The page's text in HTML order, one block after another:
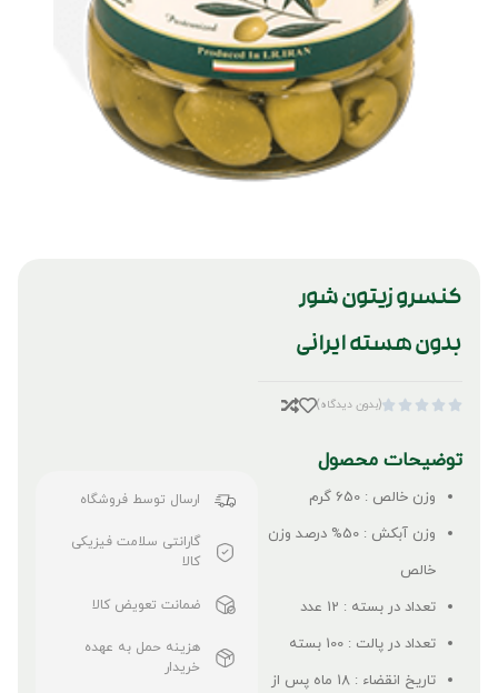
کنسرو زیتون شور
بدون هسته ایرانی




(بدون دیدگاه)
توضیحات محصول
وزن خالص : 650 گرم
وزن آبکش : 50% درصد وزن
خالص
تعداد در بسته : 12 عدد
تعداد در پالت : 100 بسته
تاریخ انقضاء : 18 ماه پس از
ارسال توسط فروشگاه
گارانتی سلامت فیزیکی
کالا
ضمانت تعویض کالا
هزینه حمل به عهده
خریدار